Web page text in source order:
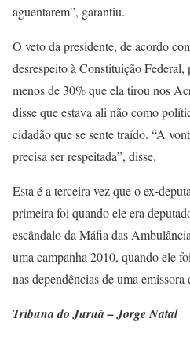
aguentarem”, garantiu.
O veto da presidente, de acordo
desrespeito à Constituição
menos de 30% que ela tirou nos
disse que estava ali não como
cidadão que se sente traído. “A
precisa ser respeitada”, disse.
Esta é a terceira vez que o ex-
primeira foi quando ele era
escândalo da Máfia das
uma campanha 2010, quando ele
nas dependências de uma emissora
Tribuna do Juruá – Jorge Natal